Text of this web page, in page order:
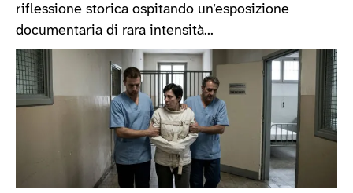
riflessione storica ospitando un’esposizione
documentaria di rara intensità...